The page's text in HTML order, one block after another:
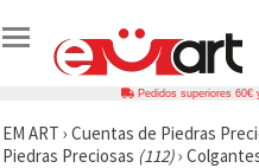
Pedidos superiores 60€
EM ART › Cuentas de Piedras
Piedras Preciosas (112)›